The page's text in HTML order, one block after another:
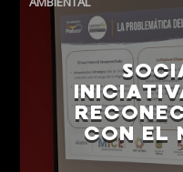
CON EL